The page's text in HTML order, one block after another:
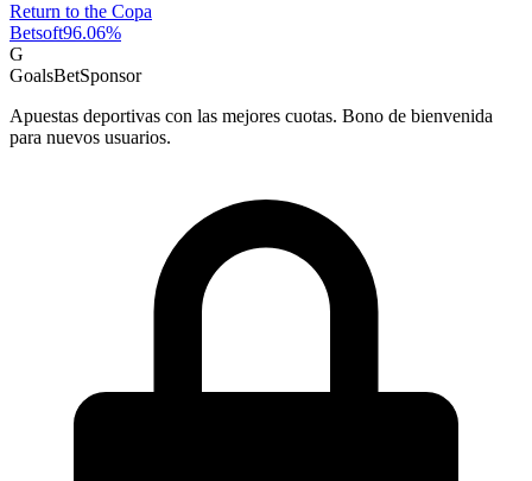
Return to the Copa
Betsoft96.06%
G
GoalsBetSponsor
Apuestas deportivas con las mejores cuotas. Bono de bienvenida
para nuevos usuarios.